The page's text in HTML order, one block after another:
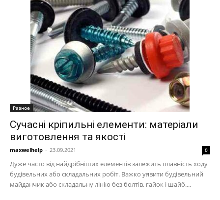
Разное
Сучасні кріпильні елементи: матеріали
виготовлення та якості
maxwelhelp - 23.09.2021 0
Дуже часто від найдрібніших елементів залежить плавність ходу
будівельних або складальних робіт. Важко уявити будівельний
майданчик або складальну лінію без болтів, гайок і шайб....